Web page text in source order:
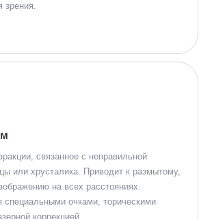
зрения.
связанное с неправильной
или хрусталика. Приводит к размытому,
на всех расстояниях.
специальными очками, торическими
коррекцией.